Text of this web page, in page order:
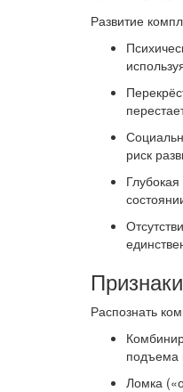
Развитие
риск
Распознать
подъема
Ломка